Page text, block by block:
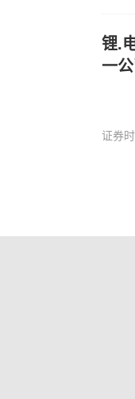
锂.
一
证券